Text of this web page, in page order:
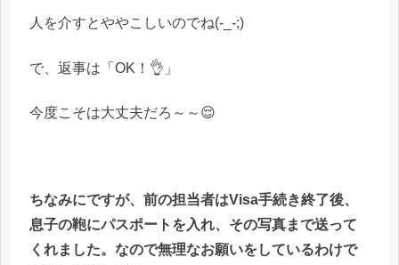
人を介すとややこしいのでね(-_-;)
で、返事は「OK！👌」
今度こそは大丈夫だろ～～😌
ちなみにですが、前の担当者はVisa手続き終了後、
息子の鞄にパスポートを入れ、その写真まで送って
くれました。なので無理なお願いをしているわけで